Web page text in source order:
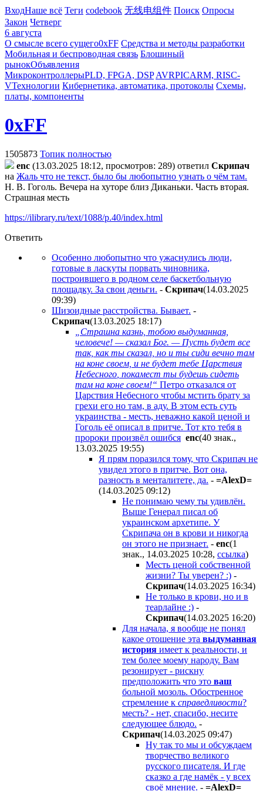
ВходНаше всё Теги codebook 无线电组件 Поиск Опросы
Закон Четверг
6 августа
О смысле всего сущего0xFF Средства и методы разработки
Мобильная и беспроводная связь Блошиный
рынокОбъявления
МикроконтроллерыPLD, FPGA, DSP AVRPICARM, RISC-
VТехнологии Кибернетика, автоматика, протоколы Схемы,
платы, компоненты
0xFF
1505873 Топик полностью
enc (13.03.2025 18:12, просмотров: 289) ответил Cкpипaч
на Жаль что не текст, было бы любопытно узнать о чём там.
Н. В. Гоголь. Вечера на хуторе близ Диканьки. Часть вторая.
Страшная месть
https://ilibrary.ru/text/1088/p.40/index.html
Ответить
Особенно любопытно что ужаснулись люди,
готовые в ласкуты порвать чиновника,
построившего в родном селе баскетбольную
площадку. За свои деньги. - Cкpипaч(14.03.2025
09:39)
Шизоидные расстройства. Бывает. -
Cкpипaч(13.03.2025 18:17)
„Страшна казнь, тобою выдуманная,
человече! — сказал Бог. — Пусть будет все
так, как ты сказал, но и ты сиди вечно там
на коне своем, и не будет тебе Царствия
Небесного , покамест ты будешь сидеть
там на коне своем!“ Петро отказался от
Царствия Небесного чтобы мстить брату за
грехи его но там, в аду. В этом есть суть
украинства - месть, неважно какой ценой и
Гоголь её описал в притче. Тот кто тебя в
пророки произвёл ошибся enc(40 знак.,
13.03.2025 19:55)
Я прям поразился тому, что Скрипач не
увидел этого в притче. Вот она,
разность в менталитете, да. - =AlexD=
(14.03.2025 09:12)
Не понимаю чему ты удивлён.
Выше Генерал писал об
украинском архетипе. У
Скрипача он в крови и никогда
он этого не признает. - enc(1
знак., 14.03.2025 10:28, ссылка)
Месть ценой собственной
жизни? Ты уверен? :) -
Cкpипaч(14.03.2025 16:34)
Не только в крови, но и в
теарлайне :) -
Cкpипaч(14.03.2025 16:20)
Для начала, я вообще не понял
какое отошение эта выдуманная
история имеет к реальности, и
тем более моему народу. Вам
резонирует - рискну
предположить что это ваш
больной мозоль. Обостренное
стремление к справедливости?
месть? - нет, спасибо, несите
следующее блюдо. -
Cкpипaч(14.03.2025 09:47)
Ну так то мы и обсуждаем
творчество великого
русского писателя. И где
сказко а где намёк - у всех
своё мнение. - =AlexD=